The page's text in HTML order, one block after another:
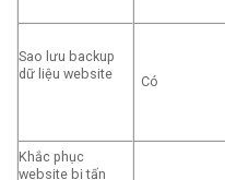
Sao lưu backup
dữ liệu website
Có
Khắc phục
website bị tấn